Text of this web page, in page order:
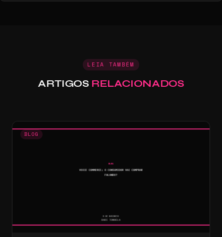
LEIA TAMBÉM
ARTIGOS RELACIONADOS
BLOG